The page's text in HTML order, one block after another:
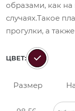
образами, как
случаях.Такое
прогулки, а
ЦВЕТ:
Размер